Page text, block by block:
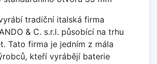
tradiční italská firma
& C. s.r.l. působící na trhu
Tato firma je jedním z mála
kteří vyrábějí baterie